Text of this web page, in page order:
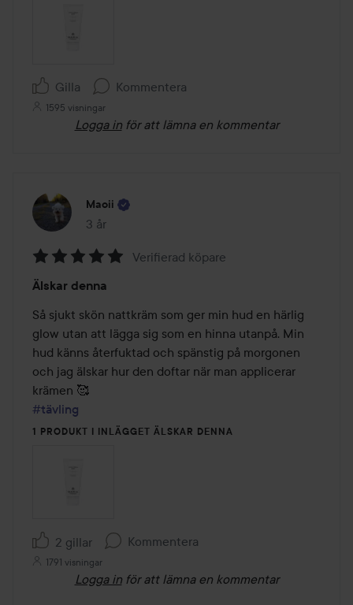
Gilla Kommentera
1595 visningar
Logga in för att lämna en kommentar
Maoii
3 år
Inlägget skapades 3 år
5
av
5
Verifierad köpare
Älskar denna
Så sjukt skön nattkräm som ger min hud en härlig
glow utan att lägga sig som en hinna utanpå. Min
hud känns återfuktad och spänstig på morgonen
och jag älskar hur den doftar när man applicerar
#tävling
1 PRODUKT I INLÄGGET ÄLSKAR DENNA
2 gillar Kommentera
1791 visningar
Logga in för att lämna en kommentar